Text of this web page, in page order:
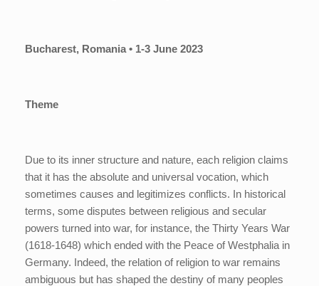
Bucharest, Romania • 1-3 June 2023
Theme
Due to its inner structure and nature, each religion claims
that it has the absolute and universal vocation, which
sometimes causes and legitimizes conflicts. In historical
terms, some disputes between religious and secular
powers turned into war, for instance, the Thirty Years War
(1618-1648) which ended with the Peace of Westphalia in
Germany. Indeed, the relation of religion to war remains
ambiguous but has shaped the destiny of many peoples